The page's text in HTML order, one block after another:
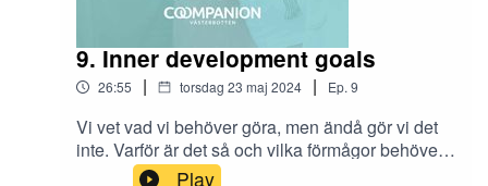
9. Inner development goals
26:55 | torsdag 23 maj 2024 | Ep. 9
Vi vet vad vi behöver göra, men ändå gör vi det
inte. Varför är det så och vilka förmågor behöver
vi människor utveckla för att nå FNs globala
Play